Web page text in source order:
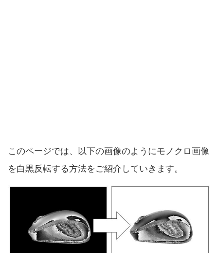
このページでは、以下の画像のようにモノクロ画像
を白黒反転する方法をご紹介していきます。